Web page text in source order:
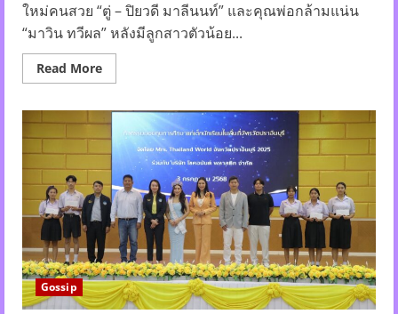
ใหม่คนสวย “ตู่ – ปิยวดี มาลีนนท์” และคุณพ่อกล้ามแน่น
“มาวิน ทวีผล” หลังมีลูกสาวตัวน้อย...
Read MoreRead
more
ปิย
วดี”
ขึ้น
แท่
นพ
รี
เซนเตอร์
Brusta
ตอบ
โจทย์
คุณ
แม่
ยุค
ใหม่
นวัตกรรม
เครื่อง
Gossip